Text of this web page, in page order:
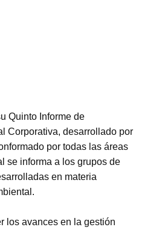
Quinto Informe de
Corporativa, desarrollado por
por todas las áreas
se informa a los grupos de
en materia
los avances en la gestión